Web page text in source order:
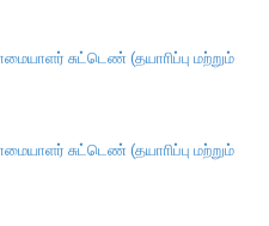
சுட்டெண் (தயாாிப்பு மற்றும்
சுட்டெண் (தயாாிப்பு மற்றும்